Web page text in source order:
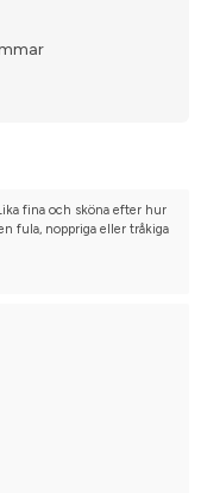
fina och sköna efter hur
fula, noppriga eller tråkiga